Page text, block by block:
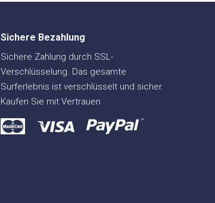
Sichere Bezahlung
Sichere Zahlung durch SSL-
Verschlüsselung. Das gesamte
Surferlebnis ist verschlüsselt und sicher.
Kaufen Sie mit Vertrauen